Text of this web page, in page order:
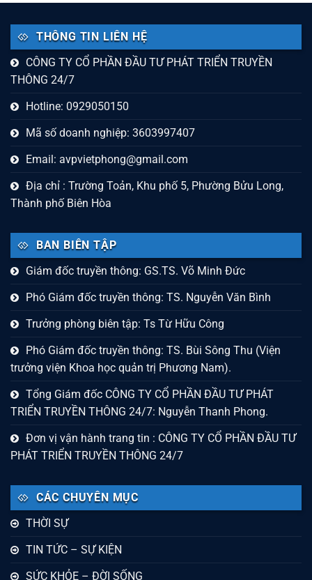
THÔNG TIN LIÊN HỆ
CÔNG TY CỔ PHẦN ĐẦU TƯ PHÁT TRIỂN TRUYỀN
THÔNG 24/7
Hotline: 0929050150
Mã số doanh nghiệp: 3603997407
Email: avpvietphong@gmail.com
Địa chỉ : Trường Toản, Khu phố 5, Phường Bửu Long,
Thành phố Biên Hòa
BAN BIÊN TẬP
Giám đốc truyền thông: GS.TS. Võ Minh Đức
Phó Giám đốc truyền thông: TS. Nguyễn Văn Bình
Trưởng phòng biên tập: Ts Từ Hữu Công
Phó Giám đốc truyền thông: TS. Bùi Sông Thu (Viện
trưởng viện Khoa học quản trị Phương Nam).
Tổng Giám đốc CÔNG TY CỔ PHẦN ĐẦU TƯ PHÁT
TRIỂN TRUYỀN THÔNG 24/7: Nguyễn Thanh Phong.
Đơn vị vận hành trang tin : CÔNG TY CỔ PHẦN ĐẦU TƯ
PHÁT TRIỂN TRUYỀN THÔNG 24/7
CÁC CHUYÊN MỤC
THỜI SỰ
TIN TỨC – SỰ KIỆN
SỨC KHỎE – ĐỜI SỐNG